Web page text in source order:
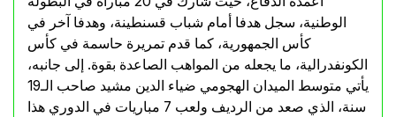
الوطنية، سجل هدفا أمام شباب قسنطينة، وهدفا آخر في
كأس الجمهورية، كما قدم تمريرة حاسمة في كأس
الكونفدرالية، ما يجعله من المواهب الصاعدة بقوة. إلى جانبه،
يأتي متوسط الميدان الهجومي ضياء الدين مشيد صاحب الـ19
سنة، الذي صعد من الرديف ولعب 7 مباريات في الدوري هذا